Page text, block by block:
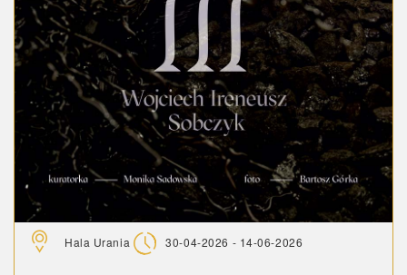
Hala Urania 30-04-2026 - 14-06-2026